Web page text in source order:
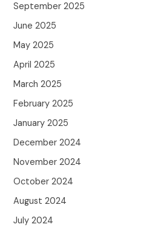
September 2025
June 2025
May 2025
April 2025
March 2025
February 2025
January 2025
December 2024
November 2024
October 2024
August 2024
July 2024